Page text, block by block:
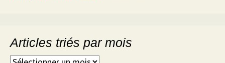
Articles triés par mois